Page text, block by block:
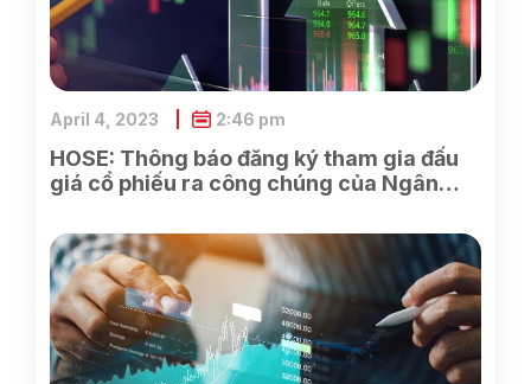
HOSE: Thông báo đăng ký tham gia đấu
giá cổ phiếu ra công chúng của Ngân
April 4, 2023 2:46 pm